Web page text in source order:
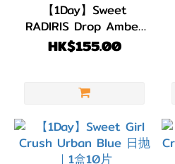
【1Day】Sweet
RADIRIS Drop Amber
日抛｜1盒10片
HK$155.00